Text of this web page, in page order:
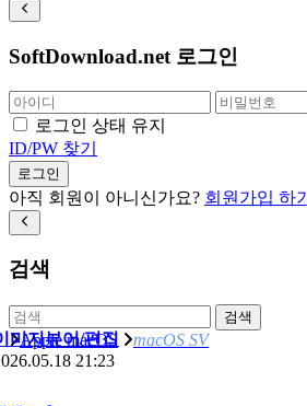
SoftDownload.net 로그인
로그인 상태 유지
ID/PW 찾기
로그인
아직 회원이 아니신가요? 회원가입 하기
검색
검색
Apple macOS macOS SV
미지뷰어/편집
21:23